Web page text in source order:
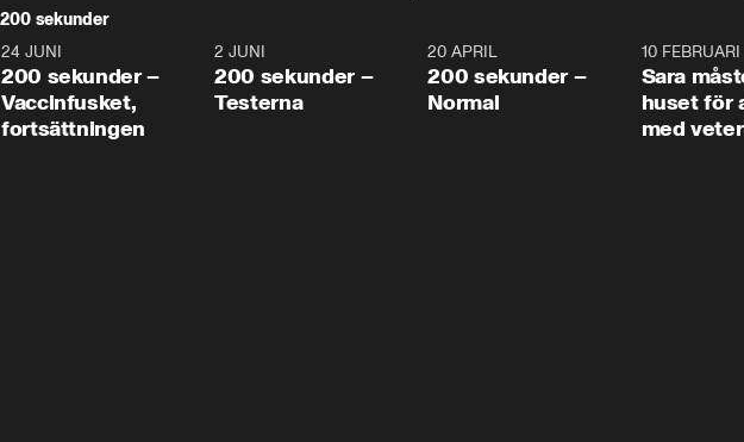
200 sekunder
5:00
24 JUNI
200 sekunder –
Vaccinfusket,
fortsättningen
4:23
2 JUNI
200 sekunder –
Testerna
20 APRIL
200 sekunder –
Normal
10 FEBRUARI
Sara
huset för
med